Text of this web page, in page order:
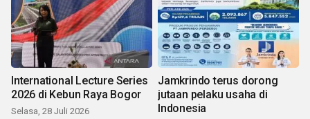
International Lecture Series
2026 di Kebun Raya Bogor
Selasa, 28 Juli 2026
Jamkrindo terus dorong
jutaan pelaku usaha di
Indonesia